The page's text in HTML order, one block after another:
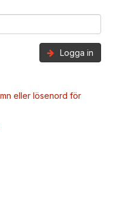
Logga in
eller lösenord för